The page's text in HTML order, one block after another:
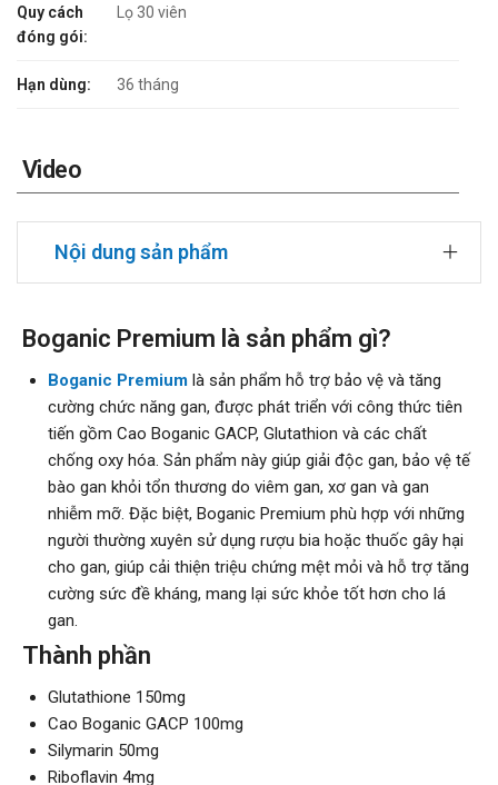
Quy cách
đóng gói:
Lọ 30 viên
Hạn dùng: 36 tháng
Video
Nội dung sản phẩm
Boganic Premium là sản phẩm gì?
Boganic Premiumlà sản phẩm hỗ trợ bảo vệ và tăng
cường chức năng gan, được phát triển với công thức tiên
tiến gồm Cao Boganic GACP, Glutathion và các chất
chống oxy hóa. Sản phẩm này giúp giải độc gan, bảo vệ tế
bào gan khỏi tổn thương do viêm gan, xơ gan và gan
nhiễm mỡ. Đặc biệt, Boganic Premium phù hợp với những
người thường xuyên sử dụng rượu bia hoặc thuốc gây hại
cho gan, giúp cải thiện triệu chứng mệt mỏi và hỗ trợ tăng
cường sức đề kháng, mang lại sức khỏe tốt hơn cho lá
gan.
Thành phần
Glutathione 150mg
Cao Boganic GACP 100mg
Silymarin 50mg
Riboflavin 4mg